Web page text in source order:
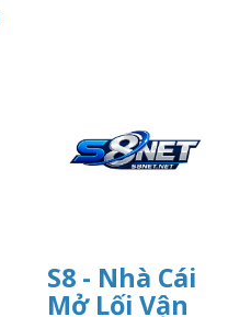
S8 - Nhà Cái
Mở Lối Vận